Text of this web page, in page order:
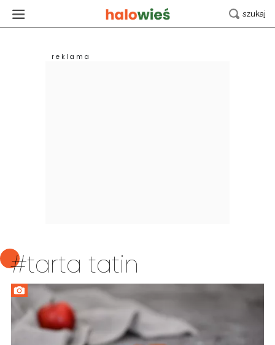
#tarta tatin